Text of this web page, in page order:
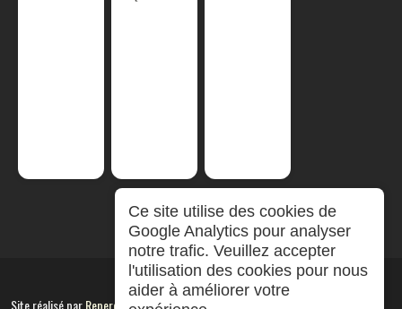
Site réalisé parRepereCom
Ce site utilise des cookies de
Google Analytics pour analyser
notre trafic. Veuillez accepter
l'utilisation des cookies pour nous
aider à améliorer votre